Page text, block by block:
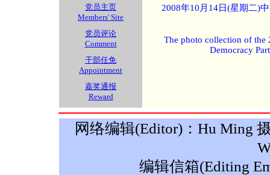
党员主页
Members' Site
党员评论
Comment
干部任免
Appointment
嘉奖通报
Reward
2008年10月14日(星期二)
The photo collection of the
Democracy
网络编辑(Editor)：Hu Ming
编辑信箱(Editing